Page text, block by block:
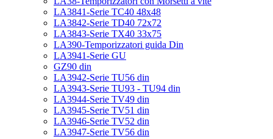
LA3841-Serie TC40 48x48
LA3842-Serie TD40 72x72
LA3843-Serie TX40 33x75
LA390-Temporizzatori guida Din
LA3941-Serie GU
GZ90 din
LA3942-Serie TU56 din
LA3943-Serie TU93 - TU94 din
LA3944-Serie TV49 din
LA3945-Serie TV51 din
LA3946-Serie TV52 din
LA3947-Serie TV56 din